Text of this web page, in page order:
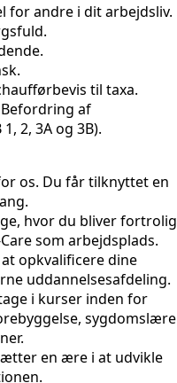
for andre i dit arbejdsliv.
til taxa.
af
2, 3A og 3B).
os. Du får tilknyttet en
hvor du bliver fortrolig
som arbejdsplads.
opkvalificere dine
uddannelsesafdeling.
i kurser inden for
sygdomslære
en ære i at udvikle